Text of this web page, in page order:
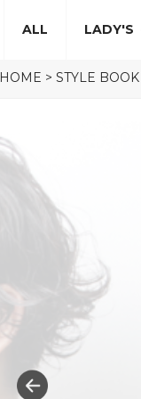
ALL LADY'S
HOME >STYLE BOOK